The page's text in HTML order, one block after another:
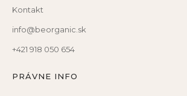
Kontakt
info@beorganic.sk
+421 918 050 654
PRÁVNE INFO